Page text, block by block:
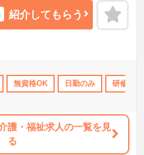
支給
紹介してもらう
無資格OK 日勤のみ 研修制
護・福祉求人の一覧を見
る